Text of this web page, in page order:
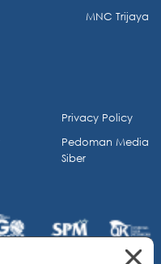
MNC Trijaya
Privacy Policy
Pedoman Media
Siber